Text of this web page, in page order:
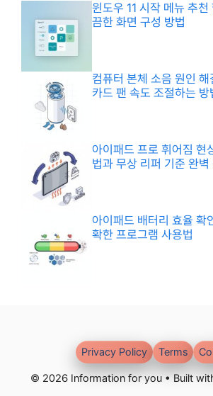
윈도우 11 시작 메뉴 추
끔한 화면 구성 방법
컴퓨터 본체 소음 원인 해
카드 팬 속도 조절하는 방
아이패드 프로 휘어짐 현
법과 무상 리퍼 기준 완벽
아이패드 배터리 효율 확
확한 프로그램 사용법
© 2026 Information for you • Built
Privacy Policy Terms